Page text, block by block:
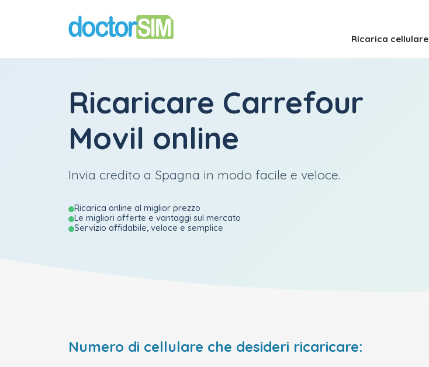
Ricarica cellulare
Ricaricare Carrefour
Movil online
Invia credito a Spagna in modo facile e veloce.
Ricarica online al miglior prezzo
Le migliori offerte e vantaggi sul mercato
Servizio affidabile, veloce e semplice
Numero di cellulare che desideri ricaricare: